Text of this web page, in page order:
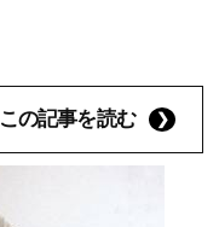
この記事を読む